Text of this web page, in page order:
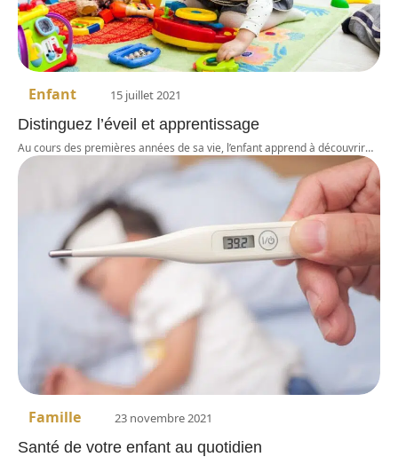
Enfant 15 juillet 2021
Distinguez l’éveil et apprentissage
Au cours des premières années de sa vie, l’enfant apprend à découvrir…
Famille 23 novembre 2021
Santé de votre enfant au quotidien